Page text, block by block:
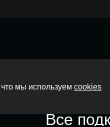
Главная
Все
мы используем cookies